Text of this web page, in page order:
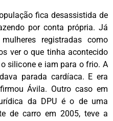
fica desassistida de
por conta própria. Já
registradas como
ver o que tinha acontecido
silicone e iam para o frio. A
parada cardíaca. E era
Ávila. Outro caso em
da DPU é o de uma
de carro em 2005, teve a